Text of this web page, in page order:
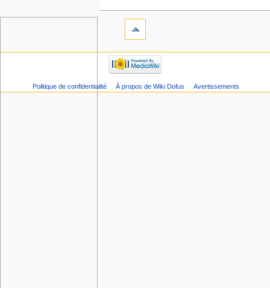
Politique de confidentialité À propos de Wiki Dofus Avertissements